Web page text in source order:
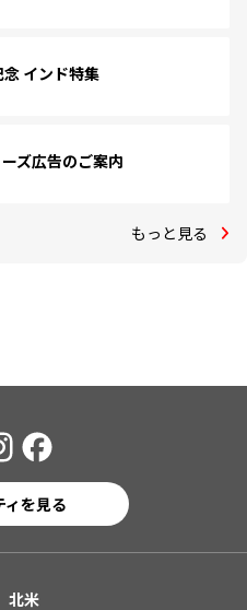
インド特集
ズ広告のご案内
もっと見る
ィを見る
北米